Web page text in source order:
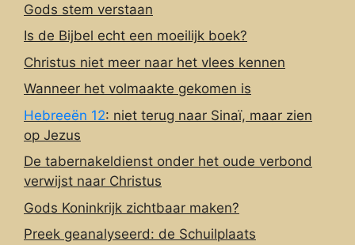
Gods stem verstaan
Is de Bijbel echt een moeilijk boek?
Christus niet meer naar het vlees kennen
Wanneer het volmaakte gekomen is
Hebreeën 12: niet terug naar Sinaï, maar zien
op Jezus
De tabernakeldienst onder het oude verbond
verwijst naar Christus
Gods Koninkrijk zichtbaar maken?
Preek geanalyseerd: de Schuilplaats